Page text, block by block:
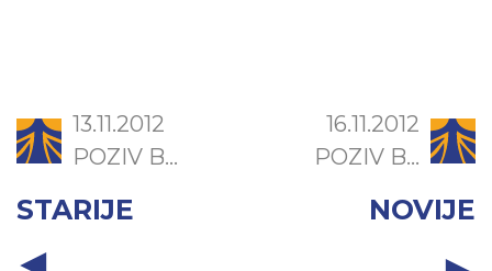
13.11.2012
POZIV B...
STARIJE
16.11.2012
POZIV B...
NOVIJE